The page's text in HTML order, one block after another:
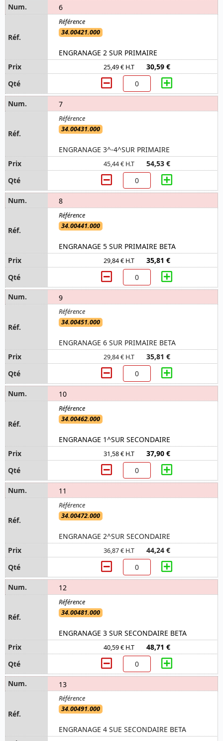
6
34.00421.000
ENGRANAGE 2 SUR PRIMAIRE
25,49 € H.T 30,59 €
7
34.00431.000
ENGRANAGE 3^-4^SUR PRIMAIRE
45,44 € H.T 54,53 €
8
34.00441.000
ENGRANAGE 5 SUR PRIMAIRE BETA
29,84 € H.T 35,81 €
9
34.00451.000
ENGRANAGE 6 SUR PRIMAIRE BETA
29,84 € H.T 35,81 €
10
34.00462.000
ENGRANAGE 1^SUR SECONDAIRE
31,58 € H.T 37,90 €
11
34.00472.000
ENGRANAGE 2^SUR SECONDAIRE
36,87 € H.T 44,24 €
12
34.00481.000
ENGRANAGE 3 SUR SECONDAIRE BETA
40,59 € H.T 48,71 €
13
34.00491.000
ENGRANAGE 4 SUE SECONDAIRE BETA